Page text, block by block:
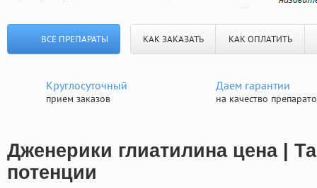
ВСЕ ПРЕПАРАТЫ КАК ЗАКАЗАТЬ КАК ОПЛАТИТЬ
Круглосуточный
прием заказов
Даем гарантии
на качество
Дженерики глиатилина цена |
потенции